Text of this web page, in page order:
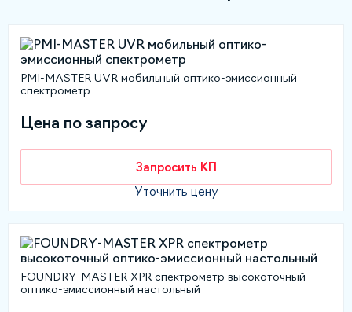
PMI-MASTER UVR мобильный оптико-эмиссионный
спектрометр
Цена по запросу
Запросить КП
Уточнить цену
FOUNDRY-MASTER XPR спектрометр высокоточный
оптико-эмиссионный настольный